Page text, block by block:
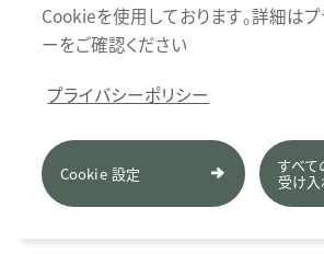
Cookieを使用しております。詳細は
ーをご確認ください
プライバシーポリシー
Cookie 設定 すべ
受け入